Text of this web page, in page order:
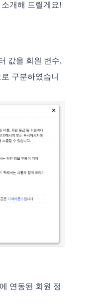
개해 드릴게요!
값을 회원 변수,
구분하였습니
연동된 회원 정